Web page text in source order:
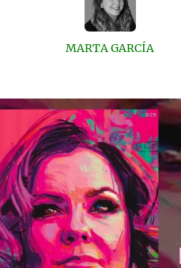
MARTA GARCÍA